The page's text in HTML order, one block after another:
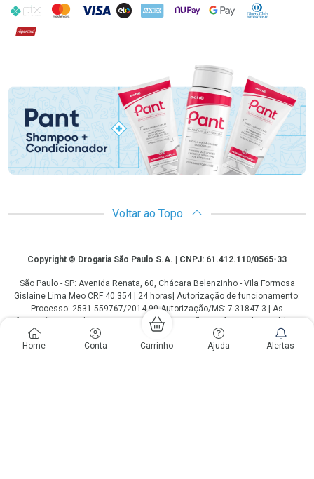
Home Conta Carrinho Ajuda Alertas
PIX MasterCard
VISA ELO AMEX NuPay Google PayDiners Club
Hipercard
Voltar ao Topo
CopyrightCopyright © Drogaria São Paulo S.A. | CNPJ: 61.412.110/0565-33
São Paulo - SP: Avenida Renata, 60, Chácara Belenzinho - Vila Formosa
Gislaine Lima Meo CRF 40.354 | 24 horas| Autorização de funcionamento:
Processo: 2531.559767/2014-90 Autorização/MS: 7.31847.3 | As
informações contidas neste site, como promoções e ofertas de remédios e
medicamentos, não devem ser usadas para automedicação e não
substituem, em hipótese alguma, a medicação prescrita pelo profissional da